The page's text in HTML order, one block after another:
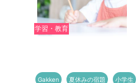
学習・教育
Gakken 夏休みの宿題 小学生